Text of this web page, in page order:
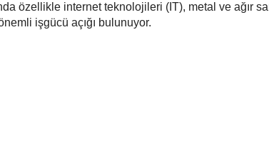
özellikle internet teknolojileri (IT), metal ve ağır
işgücü açığı bulunuyor.